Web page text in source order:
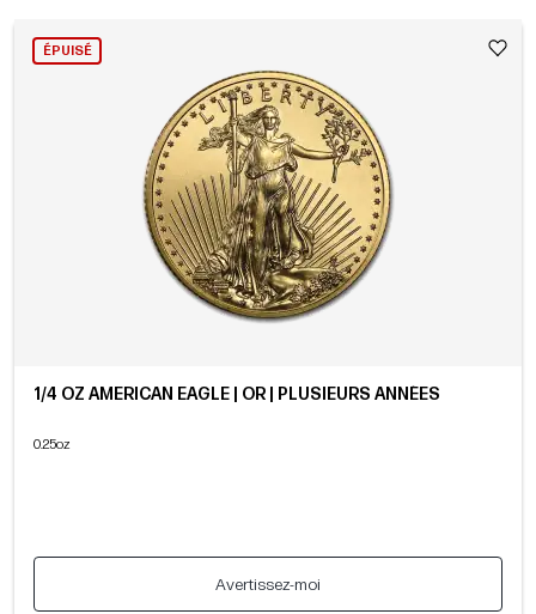
ÉPUISÉ
1/4 OZ AMERICAN EAGLE | OR | PLUSIEURS ANNÉES
0.25oz
Avertissez-moi